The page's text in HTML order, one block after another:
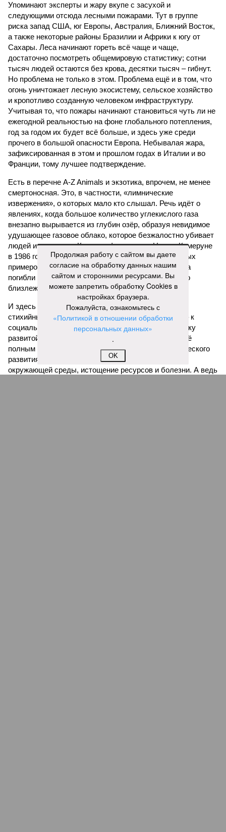
Упоминают эксперты и жару вкупе с засухой и
следующими отсюда лесными пожарами. Тут в группе
риска запад США, юг Европы, Австралия, Ближний Восток,
а также некоторые районы Бразилии и Африки к югу от
Сахары. Леса начинают гореть всё чаще и чаще,
достаточно посмотреть общемировую статистику; сотни
тысяч людей остаются без крова, десятки тысяч – гибнут.
Но проблема не только в этом. Проблема ещё и в том, что
огонь уничтожает лесную экосистему, сельское хозяйство
и кропотливо созданную человеком инфраструктуру.
Учитывая то, что пожары начинают становиться чуть ли не
ежегодной реальностью на фоне глобального потепления,
год за годом их будет всё больше, и здесь уже среди
прочего в большой опасности Европа. Небывалая жара,
зафиксированная в этом и прошлом годах в Италии и во
Франции, тому лучшее подтверждение.
Есть в перечне A-Z Animals и экзотика, впрочем, не менее
смертоносная. Это, в частности, «лимнические
извержения», о которых мало кто слышал. Речь идёт о
явлениях, когда большое количество углекислого газа
внезапно вырывается из глубин озёр, образуя невидимое
удушающее газовое облако, которое безжалостно убивает
людей и животных. Катастрофа на озере Ньос в Камеруне
в 1986 году остаётся одним из наиболее чудовищных
примеров: более 1700 человек и тысячи голов скота
погибли из-за внезапного выброса CO₂, накрывшего
близлежащие деревни.
И здесь мы плавно подходим к тому, чем все эти
стихийные бедствия могут закончиться. А именно – к
социальному коллапсу, то есть фактическому упадку
развитой цивилизации, зачастую с последующим её
полным уничтожением. Среди причин такого трагического
развития событий учёные называют деградацию
окружающей среды, истощение ресурсов и болезни. А ведь
Продолжая работу с сайтом вы даете
согласие на обработку данных нашим
сайтом и сторонними ресурсами. Вы
можете запретить обработку Cookies в
настройках браузера.
Пожалуйста, ознакомьтесь с
«Политикой в отношении обработки
персональных данных»
.
OK